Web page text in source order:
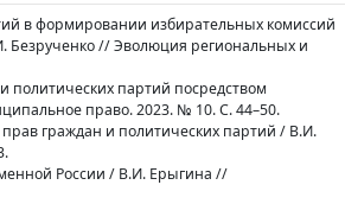
в формировании избирательных комиссий
Безрученко // Эволюция региональных и
политических партий посредством
право. 2023. № 10. С. 44–50.
граждан и политических партий / В.И.
России / В.И. Ерыгина //